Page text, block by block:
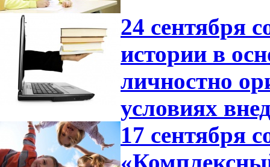
24 сентября
истории в
личностно
условиях
17 сентября